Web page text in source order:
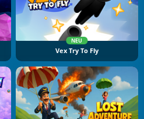
NEU
Vex Try To Fly